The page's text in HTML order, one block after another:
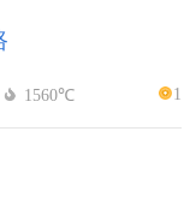
1560℃ 1